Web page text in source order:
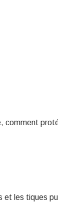
comment
les tiques